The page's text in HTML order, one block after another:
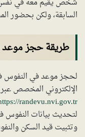
السابقة، ولكن بحضور
طريقة حجز
لحجز موعد في النفوس
الإلكتروني المخصص عبر
randevu.nvi.gov.tr/
لتحديث بيانات النفوس
وتثبيت قيد السكن